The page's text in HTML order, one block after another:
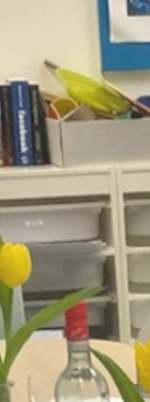
Samenwerken
Deelnemen
Biotoop